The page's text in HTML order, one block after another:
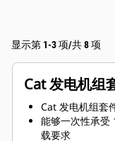
显示第 1-3 项/共 8 项
Cat 发电机组
Cat 发电机组套
能够一次性承受
载要求